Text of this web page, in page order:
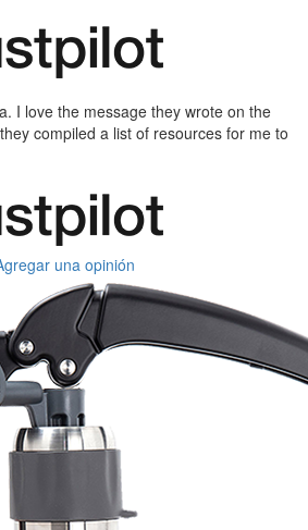
I love the message they wrote on the
compiled a list of resources for me to
una opinión